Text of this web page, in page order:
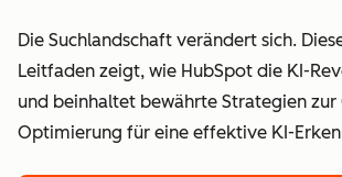
Die Suchlandschaft verändert sich.
Leitfaden zeigt, wie HubSpot die KI-
und beinhaltet bewährte Strategien zur
Optimierung für eine effektive KI-